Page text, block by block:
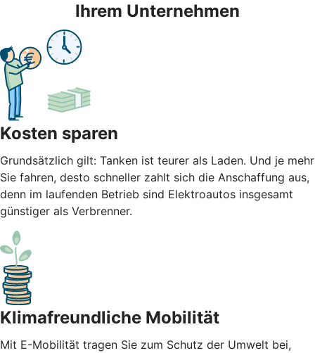
Ihrem Unternehmen
Kosten sparen
Grundsätzlich gilt: Tanken ist teurer als Laden. Und je mehr
Sie fahren, desto schneller zahlt sich die Anschaffung aus,
denn im laufenden Betrieb sind Elektroautos insgesamt
günstiger als Verbrenner.
Klimafreundliche Mobilität
Mit E-Mobilität tragen Sie zum Schutz der Umwelt bei,